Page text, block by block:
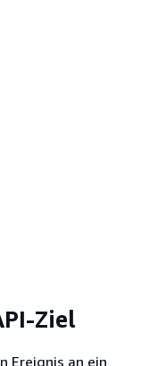
Ziel
Ereignis an ein